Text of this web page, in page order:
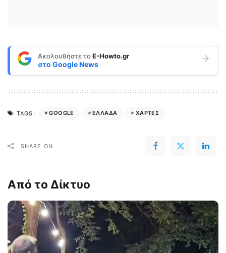
Ακολουθήστε τοE-Howto.gr
στο Google News
TAGS: GOOGLE ΕΛΛΑΔΑ ΧΑΡΤΕΣ
SHARE ON
Από το Δίκτυο